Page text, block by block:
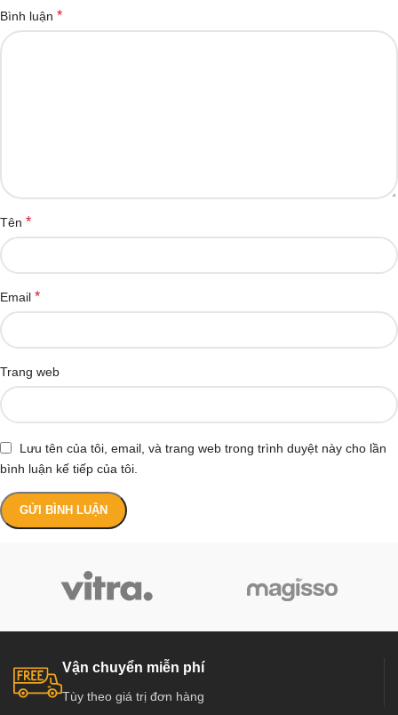
Bình luận *
Tên *
Email *
Trang web
Lưu tên của tôi, email, và trang web trong trình duyệt này cho lần
bình luận kế tiếp của tôi.
Vận chuyển miễn phí
Tùy theo giá trị đơn hàng